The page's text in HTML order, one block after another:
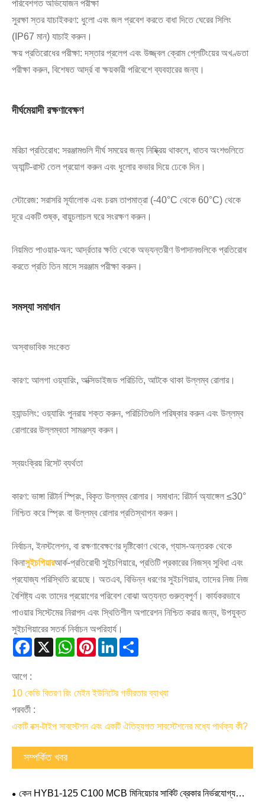
পরিবেশগত অভিযোজন পরীক্ষা
সুরক্ষা স্তর যাচাইকরণ: ধুলো এবং জল প্রবেশ করতে বাধা দিতে ঘেরের সিলিং
(IP67 মান) যাচাই করুন।
ক্ষয় প্রতিরোধের পরীক্ষা: দস্তার প্রলেপ এবং উজ্জ্বল ক্রোম প্লেটিংয়ের অখণ্ডতা
পরীক্ষা করুন, বিশেষত আর্দ্র বা ক্ষয়কারী পরিবেশে ব্যবহারের জন্য।
দীর্ঘমেয়াদী রক্ষণাবেক্ষণ
মরিচা প্রতিরোধ: সরঞ্জামগুলি দীর্ঘ সময়ের জন্য নিষ্ক্রিয় থাকলে, ধাতব অংশগুলিতে
অ্যান্টি-রাস্ট তেল প্রয়োগ করুন এবং ধুলোর কভার দিয়ে ঢেকে দিন।
স্টোরেজ: সরাসরি সূর্যালোক এবং চরম তাপমাত্রা (-40°C থেকে 60°C) থেকে
দূরে একটি শুষ্ক, বায়ুচলাচল ঘরে সংরক্ষণ করুন।
নিয়মিত পাওয়ার-অন: আর্দ্রতার ক্ষতি থেকে অভ্যন্তরীণ উপাদানগুলিকে প্রতিরোধ
করতে প্রতি তিন মাসে সরঞ্জাম পরীক্ষা করুন।
সমস্যা সমাধান
অস্বাভাবিক সংকেত
কারণ: আলগা ওয়্যারিং, অক্সিডাইজড পরিচিতি, আটকে থাকা উল্লম্ব রোলার।
হ্যান্ডলিং: ওয়্যারিং পুনরায় শক্ত করুন, পরিচিতিগুলি পরিষ্কার করুন এবং উল্লম্ব
রোলারের উল্লম্বতা সামঞ্জস্য করুন।
স্বয়ংক্রিয় রিসেট ব্যর্থতা
কারণ: ভাঙ্গা রিটার্ন স্প্রিং, বিকৃত উল্লম্ব রোলার। সমাধান: রিটার্ন অ্যাঙ্গেল ≤30°
নিশ্চিত করে স্প্রিং বা উল্লম্ব রোলার প্রতিস্থাপন করুন।
নির্বাচন, ইনস্টলেশন, বা রক্ষণাবেক্ষণের দৃষ্টিকোণ থেকে, গ্যাস-অন্তরক থেকে
কিনাসুইচগিয়ারআর্ক-প্রতিরোধী সুইচগিয়ারে, প্রতিটি প্রকারের নিজস্ব সুবিধা এবং
প্রযোজ্য পরিস্থিতি রয়েছে। অতএব, বিভিন্ন ধরণের সুইচগিয়ার, তাদের নিজ নিজ
বৈশিষ্ট্য এবং তাদের প্রয়োগের পরিবেশ বোঝা অত্যন্ত গুরুত্বপূর্ণ। কার্যকরভাবে
পাওয়ার সিস্টেমের নিরাপদ এবং স্থিতিশীল অপারেশন নিশ্চিত করার জন্য, উপযুক্ত
সুইচগিয়ারের সতর্ক নির্বাচন অপরিহার্য।
Facebook
X WhatsAppPinterestLinkedIn
আগে :
10 কেভি বিতরণ রিং মেইন ইউনিটের গভীরতার ব্যাখ্যা
পরবর্তী :
একটি বক্স-টাইপ সাবস্টেশন এবং একটি ঐতিহ্যগত সাবস্টেশনের মধ্যে পার্থক্য কী?
সম্পর্কিত খবর
কেন HYB1-125 C100 MCB মিনিয়েচার সার্কিট ব্রেকার নির্ভরযোগ্য